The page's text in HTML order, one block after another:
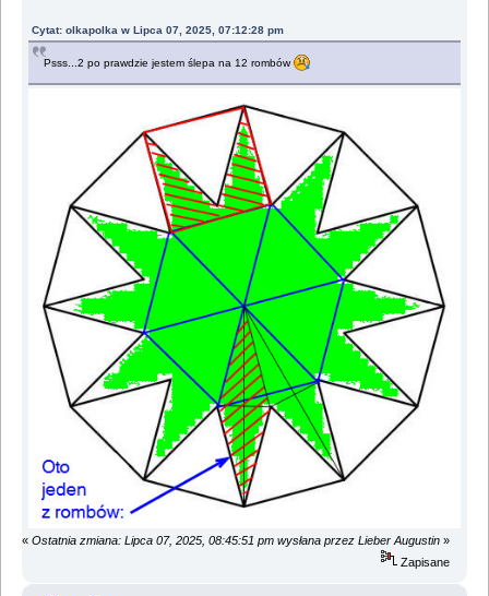
Cytat: olkapolka w Lipca 07, 2025, 07:12:28 pm
Psss...2 po prawdzie jestem ślepa na 12 rombów
« Ostatnia zmiana: Lipca 07, 2025, 08:45:51 pm wysłana przez Lieber Augustin »
Zapisane